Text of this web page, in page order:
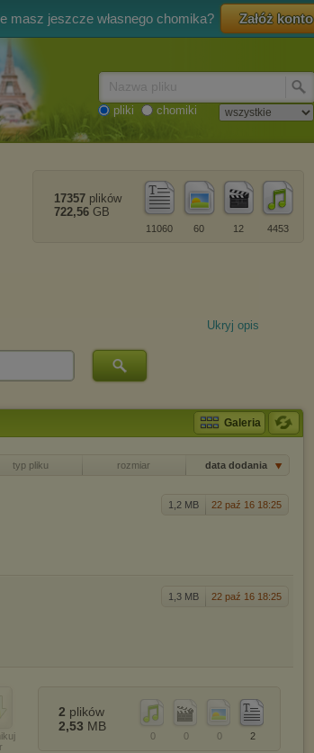
masz jeszcze własnego chomika? Załóż konto
pliki chomiki
4453
12
60
11060
17357 plików
722,56 GB
Ukryj opis
Galeria
typ pliku rozmiar data dodania
1,2 MB 22 paź 16 18:25
1,3 MB 22 paź 16 18:25
2
0
0
0
2 plików
2,53 MB